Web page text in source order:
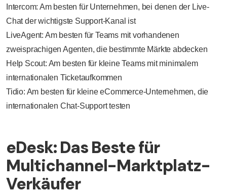
Intercom: Am besten für Unternehmen, bei denen der Live-
Chat der wichtigste Support-Kanal ist
LiveAgent: Am besten für Teams mit vorhandenen
zweisprachigen Agenten, die bestimmte Märkte abdecken
Help Scout: Am besten für kleine Teams mit minimalem
internationalen Ticketaufkommen
Tidio: Am besten für kleine eCommerce-Unternehmen, die
internationalen Chat-Support testen
eDesk: Das Beste für
Multichannel-Marktplatz-
Verkäufer